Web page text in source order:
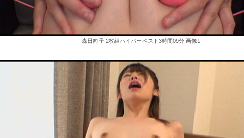
森日向子 2枚組ハイパーベスト3時間09分 画像1